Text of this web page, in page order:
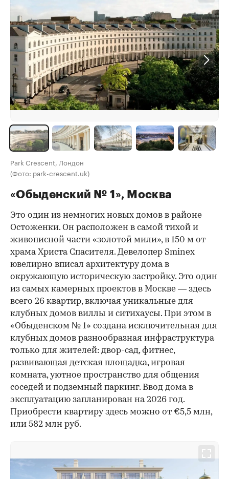
Park Crescent, Лондон
(Фото: park-crescent.uk)
«Обыденский № 1», Москва
Это один из немногих новых домов в районе
Остоженки. Он расположен в самой тихой и
живописной части «золотой мили», в 150 м от
храма Христа Спасителя. Девелопер Sminex
ювелирно вписал архитектуру дома в
окружающую историческую застройку. Это один
из самых камерных проектов в Москве — здесь
всего 26 квартир, включая уникальные для
клубных домов виллы и ситихаусы. При этом в
«Обыденском № 1» создана исключительная для
клубных домов разнообразная инфраструктура
только для жителей: двор-сад, фитнес,
развивающая детская площадка, игровая
комната, уютное пространство для общения
соседей и подземный паркинг. Ввод дома в
эксплуатацию запланирован на 2026 год.
Приобрести квартиру здесь можно от €5,5 млн,
или 582 млн руб.